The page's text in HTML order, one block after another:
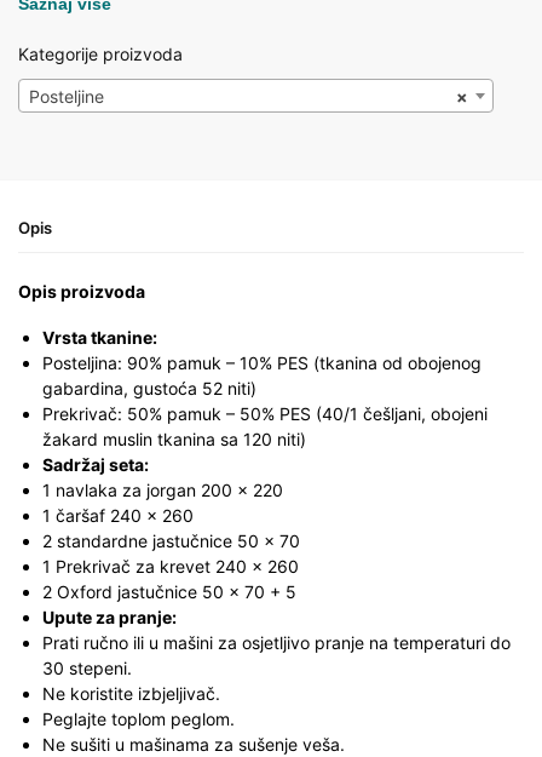
Saznaj više
Kategorije proizvoda
×
Posteljine
Opis
Opis proizvoda
Vrsta tkanine:
Posteljina: 90% pamuk – 10% PES (tkanina od obojenog
gabardina, gustoća 52 niti)
Prekrivač: 50% pamuk – 50% PES (40/1 češljani, obojeni
žakard muslin tkanina sa 120 niti)
Sadržaj seta:
1 navlaka za jorgan 200 x 220
1 čaršaf 240 x 260
2 standardne jastučnice 50 x 70
1 Prekrivač za krevet 240 x 260
2 Oxford jastučnice 50 x 70 + 5
Upute za pranje:
Prati ručno ili u mašini za osjetljivo pranje na temperaturi do
30 stepeni.
Ne koristite izbjeljivač.
Peglajte toplom peglom.
Ne sušiti u mašinama za sušenje veša.